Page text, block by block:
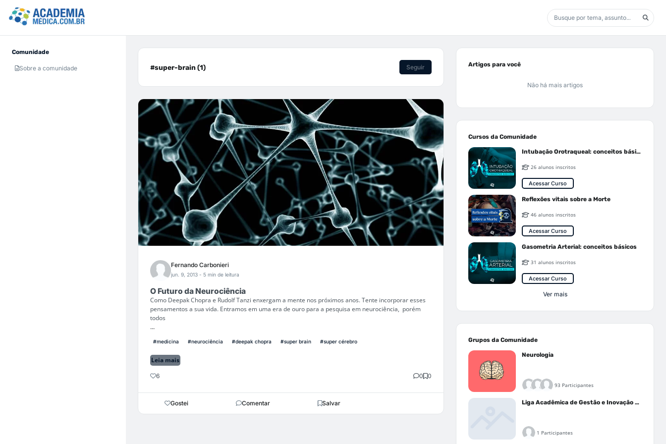
Comunidade
Sobre a comunidade #super-brain (1) Seguir
Fernando Carbonieri
jun. 9, 2013 - 5 min de leitura
O Futuro da Neurociência
Como Deepak Chopra e Rudolf Tanzi enxergam a mente nos próximos anos. Tente incorporar esses
pensamentos a sua vida. Entramos em uma era de ouro para a pesquisa em neurociência, porém
todos
...
#medicina #neurociência #deepak chopra #super brain #super cérebro
Leia mais
6 0 0
Gostei Comentar Salvar
Artigos para você
Não há mais artigos
Cursos da Comunidade
Intubação Orotraqueal: conceitos básicos
26 alunos inscritos
Acessar Curso
Reflexões vitais sobre a Morte
46 alunos inscritos
Acessar Curso
Gasometria Arterial: conceitos básicos
31 alunos inscritos
Acessar Curso
Ver mais
Grupos da Comunidade
Neurologia
93 Participantes
Liga Acadêmica de Gestão e Inovação Médica - LAGIM
1 Participantes